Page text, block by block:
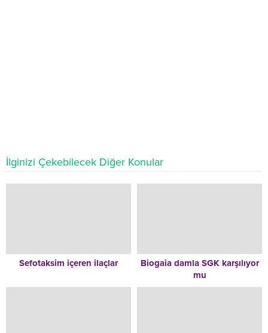
İlginizi Çekebilecek Diğer Konular
Sefotaksim içeren ilaçlar
Biogaia damla SGK karşılıyor
mu